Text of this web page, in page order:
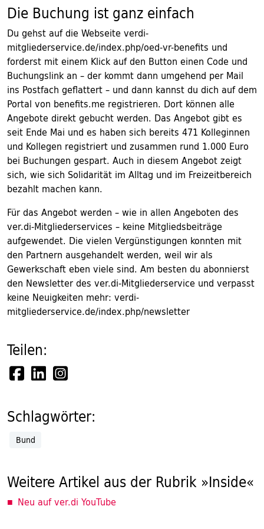
Die Buchung ist ganz einfach
Du gehst auf die Webseite verdi-
mitgliederservice.de/index.php/oed-vr-benefits und
forderst mit einem Klick auf den Button einen Code und
Buchungslink an – der kommt dann umgehend per Mail
ins Postfach geflattert – und dann kannst du dich auf dem
Portal von benefits.me registrieren. Dort können alle
Angebote direkt gebucht werden. Das Angebot gibt es
seit Ende Mai und es haben sich bereits 471 Kolleginnen
und Kollegen registriert und zusammen rund 1.000 Euro
bei Buchungen gespart. Auch in diesem Angebot zeigt
sich, wie sich Solidarität im Alltag und im Freizeitbereich
bezahlt machen kann.
Für das Angebot werden – wie in allen Angeboten des
ver.di-Mitgliederservices – keine Mitgliedsbeiträge
aufgewendet. Die vielen Vergünstigungen konnten mit
den Partnern ausgehandelt werden, weil wir als
Gewerkschaft eben viele sind. Am besten du abonnierst
den Newsletter des ver.di-Mitgliederservice und verpasst
keine Neuigkeiten mehr: verdi-
mitgliederservice.de/index.php/newsletter
Teilen:
Schlagwörter:
Bund
Weitere Artikel aus der Rubrik »Inside«
Neu auf ver.di YouTube